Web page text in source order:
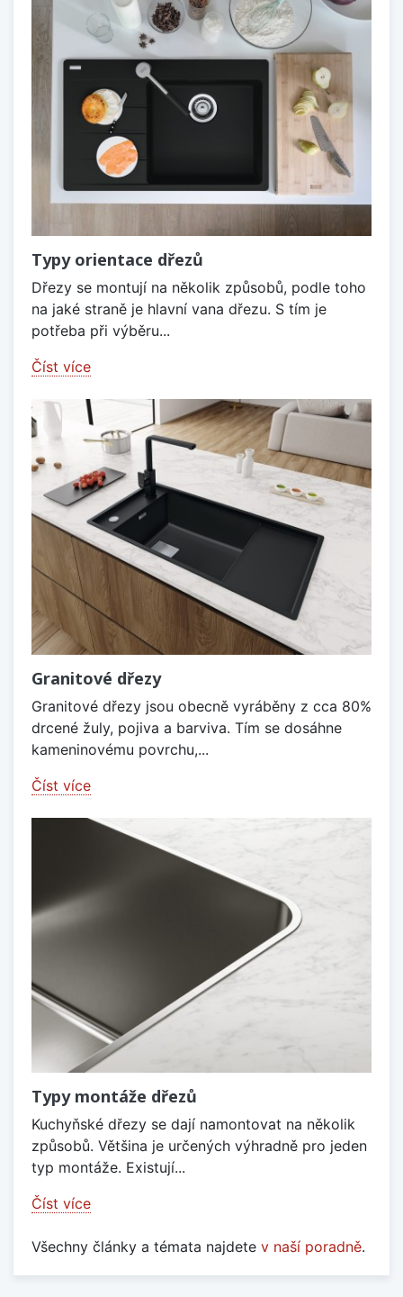
Typy orientace dřezů
Dřezy se montují na několik způsobů, podle toho
na jaké straně je hlavní vana dřezu. S tím je
potřeba při výběru...
Číst více
Granitové dřezy
Granitové dřezy jsou obecně vyráběny z cca 80%
drcené žuly, pojiva a barviva. Tím se dosáhne
kameninovému povrchu,...
Číst více
Typy montáže dřezů
Kuchyňské dřezy se dají namontovat na několik
způsobů. Většina je určených výhradně pro jeden
typ montáže. Existují...
Číst více
Všechny články a témata najdete v naší poradně.